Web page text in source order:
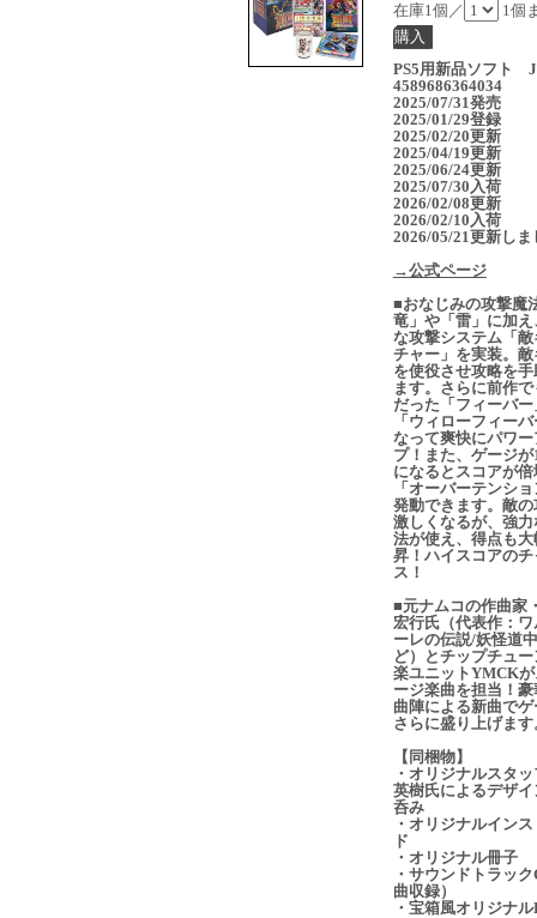
在庫1個／ 1個
PS5用新品ソフト
4589686364034
2025/07/31発売
2025/01/29登録
2025/02/20更新
2025/04/19更新
2025/06/24更新
2025/07/30入荷
2026/02/08更新
2026/02/10入荷
2026/05/21更新しま
→公式ページ
■おなじみの攻撃魔
竜」や「雷」に加え
な攻撃システム「敵
チャー」を実装。敵
を使役させ攻略を
ます。さらに前作
だった「フィーバー
「ウィローフィー
なって爽快にパワー
プ！また、ゲージが
になるとスコアが
「オーバーテンシ
発動できます。敵の
激しくなるが、強力
法が使え、得点も大
昇！ハイスコアのチ
ス！
■元ナムコの作曲家
宏行氏（代表作：ワ
ーレの伝説/妖怪道
ど）とチップチュ
楽ユニットYMCK
ージ楽曲を担当！
曲陣による新曲で
さらに盛り上げます
【同梱物】
・オリジナルスタ
英樹氏によるデザイ
呑み
・オリジナルイン
ド
・オリジナル冊子
・サウンドトラッ
曲収録）
・宝箱風オリジナ